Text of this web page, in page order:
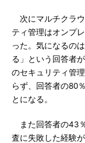
次にマルチクラウ
ティ管理はオンプ
った。気になるの
る」という回答者
のセキュリティ管
らず、回答者の80
とになる。
また回答者の43
査に失敗した経験